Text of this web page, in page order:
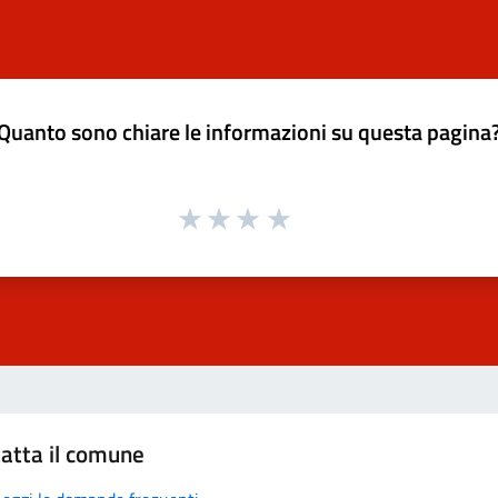
sono chiare le informazioni su questa
il comune